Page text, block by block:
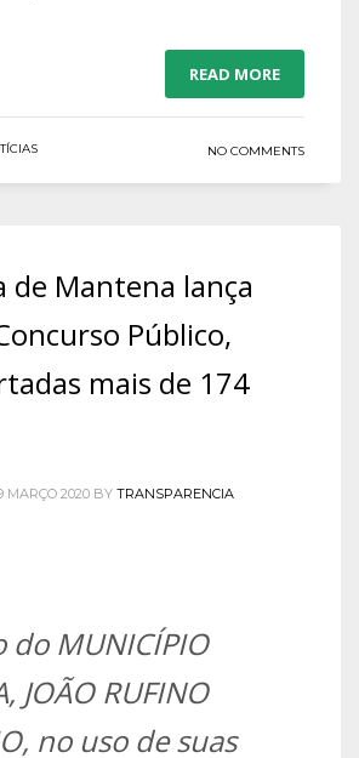
READ MORE
NO COMMENTS
de Mantena lança
Público,
mais de 174
MARÇO 2020 BY TRANSPARENCIA
do MUNICÍPIO
JOÃO RUFINO
no uso de suas